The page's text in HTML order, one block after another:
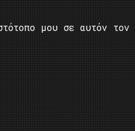
μου σε αυτόν τον